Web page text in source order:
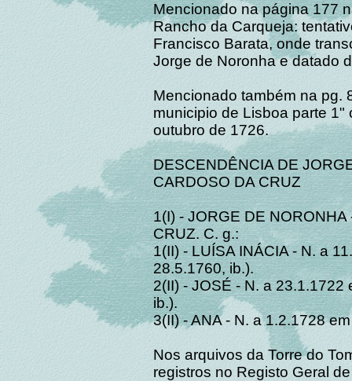
Mencionado na página 177
Rancho da Carqueja:
Francisco Barata, onde
Jorge de Noronha e datado
Mencionado também na pg.
municipio de Lisboa parte
outubro de 1726.
DESCENDÊNCIA DE
CARDOSO DA CRUZ
1(I) - JORGE DE
CRUZ. C. g.:
1(II) - LUÍSA INÁCIA - N. a
28.5.1760, ib.).
2(II) - JOSÉ - N. a 23.1.1722
ib.).
3(II) - ANA - N. a 1.2.1728
Nos arquivos da Torre do
registros no Registo Geral